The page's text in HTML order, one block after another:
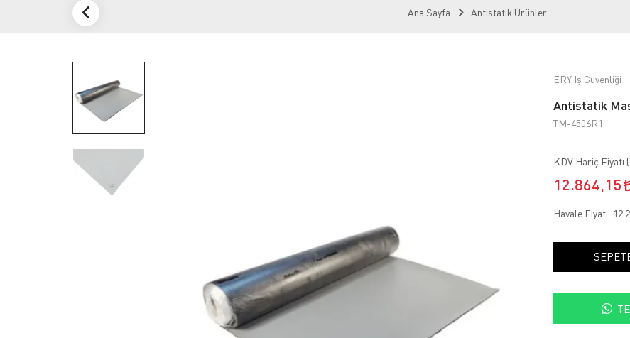
Ana Sayfa Antistatik Ürünler
ERY İş Güvenliği
Antistatik
TM-4506R1
KDV Hariç Fiyatı (
12.864,15
Havale Fiyatı: